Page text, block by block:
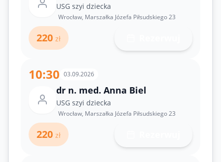
USG szyi dziecka
Wrocław, Marszałka Józefa Piłsudskiego 23
220 zł
10:30 03.09.2026
dr n. med. Anna Biel
USG szyi dziecka
Wrocław, Marszałka Józefa Piłsudskiego 23
220 zł